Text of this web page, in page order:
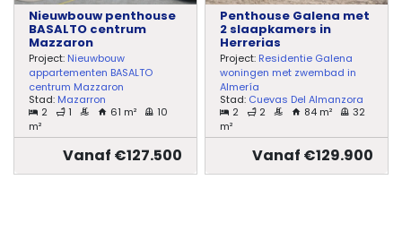
Nieuwbouw penthouse
BASALTO centrum
Mazzaron
Project: Nieuwbouw
appartementen BASALTO
centrum Mazzaron
Stad: Mazarron
2
1 61 m²
10
m²
Vanaf €127.500
Penthouse Galena met
2 slaapkamers in
Herrerias
Project: Residentie Galena
woningen met zwembad in
Almería
Stad: Cuevas Del Almanzora
2
2 84 m²
32
m²
Vanaf €129.900